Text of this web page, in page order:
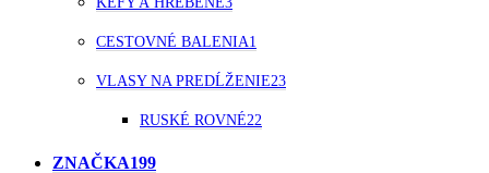
CESTOVNÉ BALENIA1
VLASY NA PREDĹŽENIE23
RUSKÉ ROVNÉ22
ZNAČKA199